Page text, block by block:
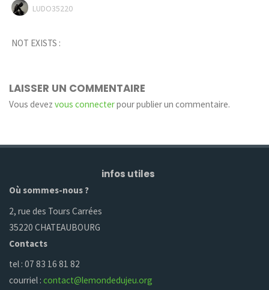
LUDO35220
NOT EXISTS :
LAISSER UN COMMENTAIRE
Vous devezvous connecterpour publier un commentaire.
infos utiles
Où sommes-nous ?
2, rue des Tours Carrées
35220 CHATEAUBOURG
Contacts
tel : 07 83 16 81 82
courriel :contact@lemondedujeu.org